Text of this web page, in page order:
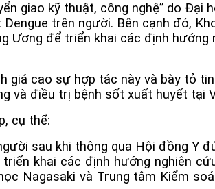
giao kỹ thuật, công nghệ” do Đại
trên người. Bên cạnh đó,
Ương để triển khai các định hướng
giá cao sự hợp tác này và bày tỏ
và điều trị bệnh sốt xuất huyết tại
cụ thể:
sau khi thông qua Hội đồng Y
khai các định hướng nghiên
Nagasaki và Trung tâm Kiểm